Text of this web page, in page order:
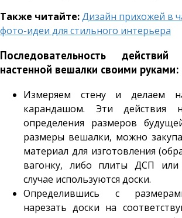
Также читайте:Дизайн прихожей в
фото-идеи для стильного интерьера
Последовательность
настенной вешалки своими руками:
Измеряем стену и делаем
карандашом. Эти действия
определения размеров
размеры вешалки, можно
материал для изготовления
вагонку, либо плиты ДСП
случае используются доски.
Определившись с
нарезать доски на